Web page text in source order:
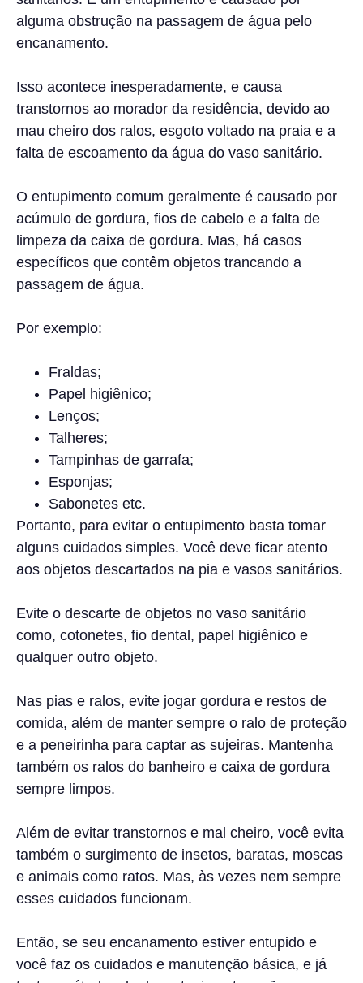
alguma obstrução na passagem de água pelo
encanamento.
Isso acontece inesperadamente, e causa
transtornos ao morador da residência, devido ao
mau cheiro dos ralos, esgoto voltado na praia e a
falta de escoamento da água do vaso sanitário.
O entupimento comum geralmente é causado por
acúmulo de gordura, fios de cabelo e a falta de
limpeza da caixa de gordura. Mas, há casos
específicos que contêm objetos trancando a
passagem de água.
Por exemplo:
Fraldas;
Papel higiênico;
Lenços;
Talheres;
Tampinhas de garrafa;
Esponjas;
Sabonetes etc.
Portanto, para evitar o entupimento basta tomar
alguns cuidados simples. Você deve ficar atento
aos objetos descartados na pia e vasos sanitários.
Evite o descarte de objetos no vaso sanitário
como, cotonetes, fio dental, papel higiênico e
qualquer outro objeto.
Nas pias e ralos, evite jogar gordura e restos de
comida, além de manter sempre o ralo de proteção
e a peneirinha para captar as sujeiras. Mantenha
também os ralos do banheiro e caixa de gordura
sempre limpos.
Além de evitar transtornos e mal cheiro, você evita
também o surgimento de insetos, baratas, moscas
e animais como ratos. Mas, às vezes nem sempre
esses cuidados funcionam.
Então, se seu encanamento estiver entupido e
você faz os cuidados e manutenção básica, e já